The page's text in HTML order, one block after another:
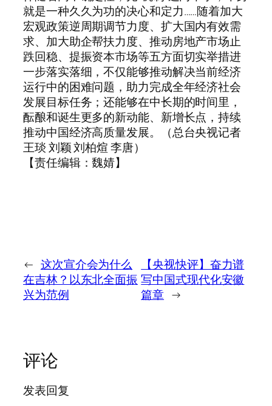
就是一种久久为功的决心和定力……随着加大
宏观政策逆周期调节力度、扩大国内有效需
求、加大助企帮扶力度、推动房地产市场止
跌回稳、提振资本市场等五方面切实举措进
一步落实落细，不仅能够推动解决当前经济
运行中的困难问题，助力完成全年经济社会
发展目标任务；还能够在中长期的时间里，
酝酿和诞生更多的新动能、新增长点，持续
推动中国经济高质量发展。（总台央视记者
王琰 刘颖 刘柏煊 李唐）
【责任编辑：魏婧】
← 这次宣介会为什么
在吉林？以东北全面振
兴为范例
【央视快评】奋力谱
写中国式现代化安徽
篇章 →
评论
发表回复